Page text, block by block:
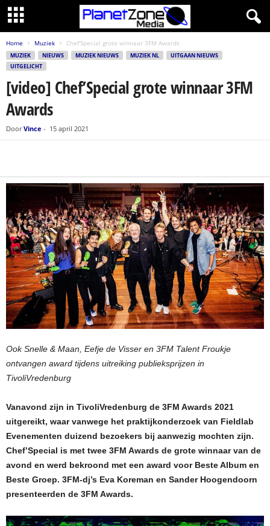
Home Muziek Chef’Special grote winnaar 3FM Awards
MUZIEK NIEUWS MUZIEK NIEUWS MUZIEK NL
UITGAAN NIEUWS
UITGELICHT
[video] Chef’Special grote winnaar 3FM
Awards
Door Vince - 15 april 2021
Ook Snelle & Maan, Eefje de Visser en 3FM Talent Froukje
ontvangen award tijdens uitreiking publieksprijzen in
TivoliVredenburg
Vanavond zijn in TivoliVredenburg de 3FM Awards 2021
uitgereikt, waar vanwege het praktijkonderzoek van Fieldlab
Evenementen duizend bezoekers bij aanwezig mochten zijn.
Chef’Special is met twee 3FM Awards de grote winnaar van de
avond en werd bekroond met een award voor Beste Album en
Beste Groep. 3FM-dj’s Eva Koreman en Sander Hoogendoorn
presenteerden de 3FM Awards.